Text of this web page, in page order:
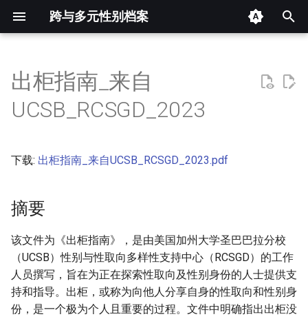
跨与多元性别档案
开
摘要
出柜指南_来自
UCSB_RCSGD_2023
下载: 出柜指南_来自UCSB_RCSGD_2023.pdf
摘要
该文件为《出柜指南》，是由美国加州大学圣巴巴拉分校
（UCSB）性别与性取向多样性支持中心（RCSGD）的工作
人员撰写，旨在为正在探索性取向及性别身份的人士提供支
持和指导。出柜，或称为向他人分享自身的性取向和性别身
份，是一个极为个人且重要的过程。文件中明确指出出柜没